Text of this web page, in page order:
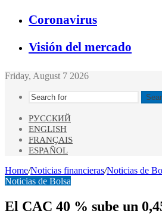
Coronavirus
Visión del mercado
Friday, August 7 2026
РУССКИЙ
ENGLISH
FRANÇAIS
ESPAÑOL
Home/Noticias financieras/Noticias de
Noticias de Bolsa
El CAC 40 % sube un